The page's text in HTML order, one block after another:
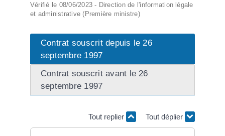
Vérifié le 08/06/2023 - Direction de l'information légale
et administrative (Première ministre)
Contrat souscrit depuis le 26
septembre 1997
Contrat souscrit avant le 26
septembre 1997
Tout replier Tout déplier